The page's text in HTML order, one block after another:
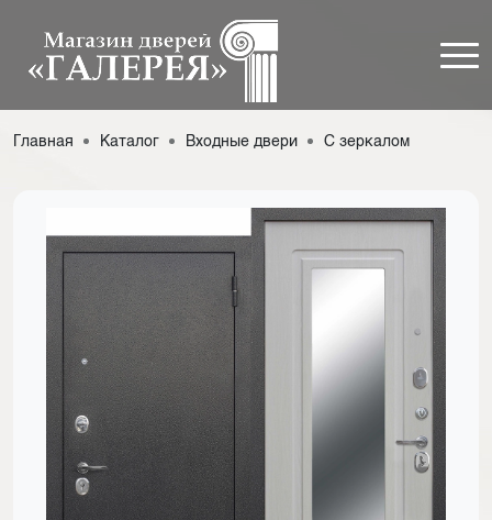
Главная Каталог Входные двери С зеркалом